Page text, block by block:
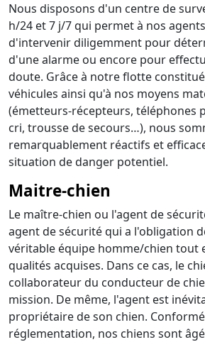
Nous disposons d'un centre de
h/24 et 7 j/7 qui permet à nos
d'intervenir diligemment pour
d'une alarme ou encore pour
doute. Grâce à notre flotte
véhicules ainsi qu'à nos moyens
(émetteurs-récepteurs, téléphones
cri, trousse de secours…), nous
remarquablement réactifs et
situation de danger potentiel.
Maitre-chien
Le maître-chien ou l'agent de
agent de sécurité qui a l'obligation
véritable équipe homme/chien tout
qualités acquises. Dans ce cas, le
collaborateur du conducteur de
mission. De même, l'agent est
propriétaire de son chien.
réglementation, nos chiens sont